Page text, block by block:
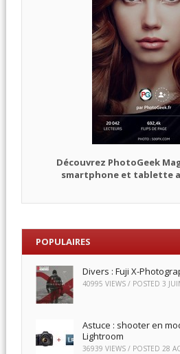
Découvrez PhotoGeek
smartphone et tablette
POPULAIRES
Divers : Fuji X-
40995 VIEWS / POSTED 3
Astuce : shooter en
Lightroom
36939 VIEWS / POSTED 28